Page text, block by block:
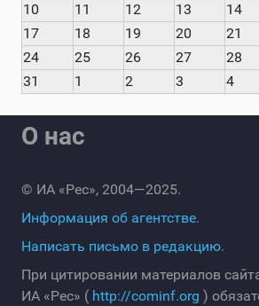
10
11 12 13 14
17
18 19 20 21
24
25 26 27 28
31
1 2 3 4
О нас
© ИА «Рес», 2004—2025.
Информация об агентстве.
Написать письмо в редакцию.
При цитировании материалов
ИА «Рес» ( http://cominf.org )